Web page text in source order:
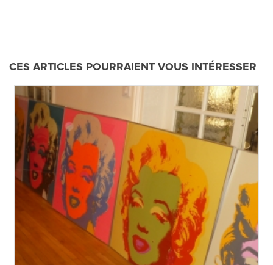
CES ARTICLES POURRAIENT VOUS INTÉRESSER